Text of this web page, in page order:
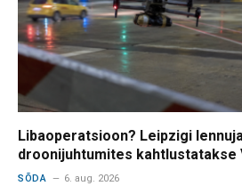
Libaoperatsioon? Leipzigi
droonijuhtumites kahtlustatakse
SÕDA 6. aug. 2026